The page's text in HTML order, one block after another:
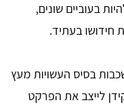
בעוביים שונים,
חידושו בעתיד.
בסיס העשויות מעץ
לייצב את הפרקט